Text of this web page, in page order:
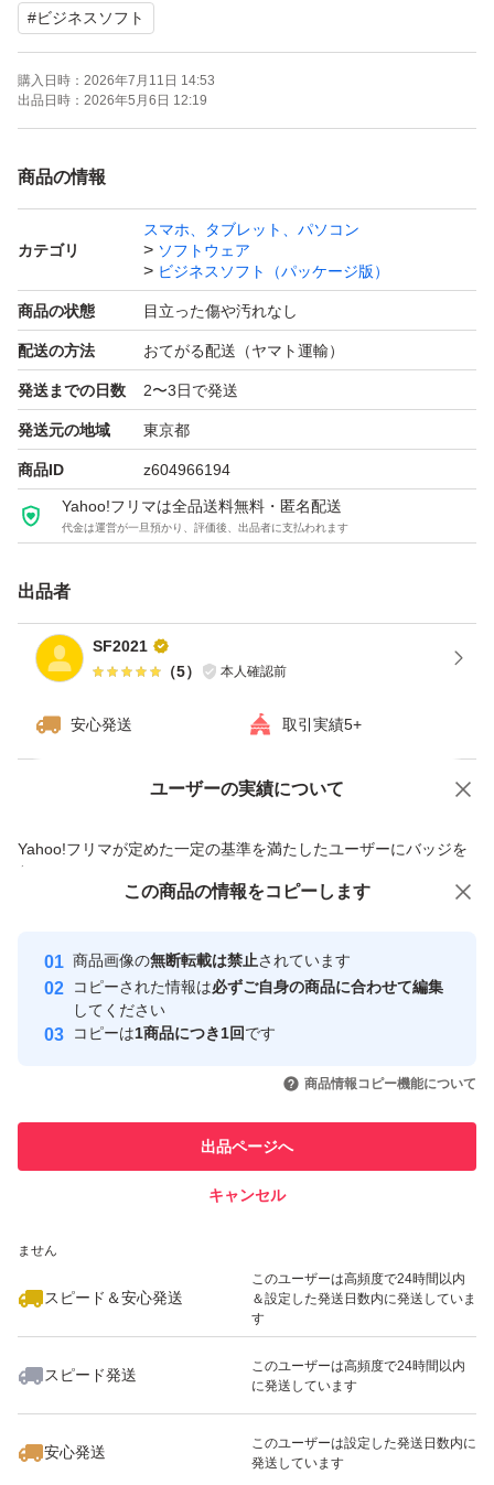
Microsoft Office Access 2010
32ビット版および64ビット版
■シリアルナンバーはパッケージに記載されています。
画像にて判断できる当商品に詳しい方、ご理解頂ける方の
お買い求めください。
#ビジネスソフト
購入日時： 2026年7月11日 14:53
出品日時： 2026年5月6日 12:19
商品の情報
カテゴリ
スマホ、タブレット、パソコン
ソフトウェア
ビジネスソフト（パッケージ版）
商品の状態 目立った傷や汚れなし
配送の方法 おてがる配送（ヤマト運輸）
発送までの日数 2〜3日で発送
発送元の地域 東京都
商品ID z604966194
Yahoo!フリマは全品送料無料・匿名配送
代金は運営が一旦預かり、評価後、出品者に支払われます
出品者
SF2021
（5） 本人確認前
安心発送 取引実績5+
ユーザーの実績について
Yahoo!フリマが定めた一定の基準を満たしたユーザーにバッジを
付与しています
安心取引出品者
心・安全なユーザーです
取引実績
引を完了させた実績があります
での取引実績があります
ません
スピード＆安心発送
このユーザーは高頻度で24時間以内
＆設定した発送日数内に発送していま
す
スピード発送
このユーザーは高頻度で24時間以内
に発送しています
安心発送
このユーザーは設定した発送日数内に
発送しています
価格の相談 商品への質問
この商品の情報をコピーします
商品画像の無断転載は禁止されています
コピーされた情報は必ずご自身の商品に合わせて編集
してください
コピーは1商品につき1回です
商品情報コピー機能について
出品ページへ
キャンセル
この商品をみている人にオススメ
いいね！
5,400